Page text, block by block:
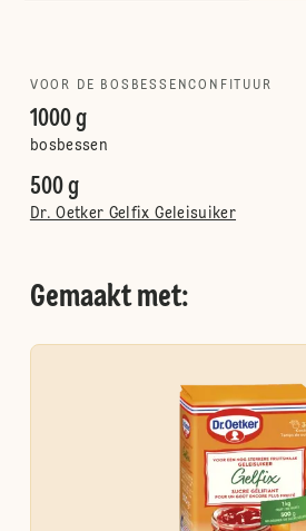
VOOR DE BOSBESSENCONFITUUR
1000 g
bosbessen
500 g
Dr. Oetker Gelfix Geleisuiker
Gemaakt met: